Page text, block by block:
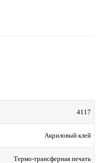
4117
Акриловый клей
Термо-трансферная печать